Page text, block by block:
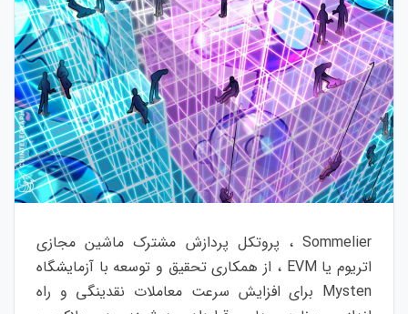
Sommelier ، پروتکل پردازش مشترک ماشین مجازی
اتریوم یا EVM ، از همکاری تحقیق و توسعه با آزمایشگاه
Mysten برای افزایش سرعت معاملات نقدینگی و راه